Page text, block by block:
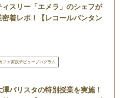
スリー「エメラ」のシェフが
着レポ！【レコールバンタン
フェ実践デビュープログラム
澤バリスタの特別授業を実施！